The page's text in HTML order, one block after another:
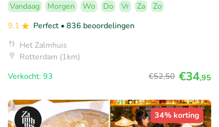
Vandaag Morgen Wo Do Vr Za
Zo
9.1
Perfect • 836 beoordelingen
Het Zalmhuis
Rotterdam (1km)
Verkocht: 93
€52,50 €34,95
34% korting